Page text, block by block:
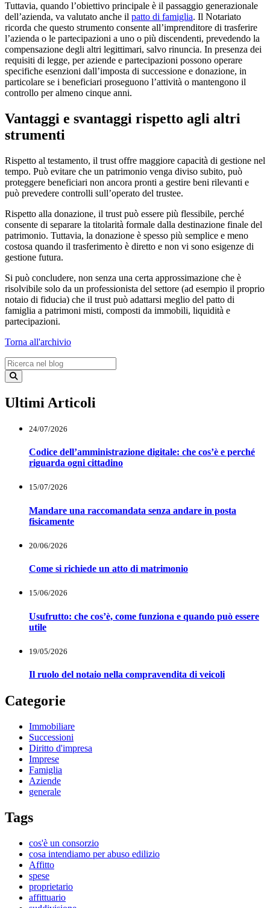
Tuttavia, quando l’obiettivo principale è il passaggio generazionale
dell’azienda, va valutato anche il patto di famiglia. Il Notariato
ricorda che questo strumento consente all’imprenditore di trasferire
l’azienda o le partecipazioni a uno o più discendenti, prevedendo la
compensazione degli altri legittimari, salvo rinuncia. In presenza dei
requisiti di legge, per aziende e partecipazioni possono operare
specifiche esenzioni dall’imposta di successione e donazione, in
particolare se i beneficiari proseguono l’attività o mantengono il
controllo per almeno cinque anni.
Vantaggi e svantaggi rispetto agli altri
strumenti
Rispetto al testamento, il trust offre maggiore capacità di gestione nel
tempo. Può evitare che un patrimonio venga diviso subito, può
proteggere beneficiari non ancora pronti a gestire beni rilevanti e
può prevedere controlli sull’operato del trustee.
Rispetto alla donazione, il trust può essere più flessibile, perché
consente di separare la titolarità formale dalla destinazione finale del
patrimonio. Tuttavia, la donazione è spesso più semplice e meno
costosa quando il trasferimento è diretto e non vi sono esigenze di
gestione futura.
Si può concludere, non senza una certa approssimazione che è
risolvibile solo da un professionista del settore (ad esempio il proprio
notaio di fiducia) che il trust può adattarsi meglio del patto di
famiglia a patrimoni misti, composti da immobili, liquidità e
partecipazioni.
Torna all'archivio
Ultimi Articoli
24/07/2026
Codice dell’amministrazione digitale: che cos’è e perché
riguarda ogni cittadino
15/07/2026
Mandare una raccomandata senza andare in posta
fisicamente
20/06/2026
Come si richiede un atto di matrimonio
15/06/2026
Usufrutto: che cos’è, come funziona e quando può essere
utile
19/05/2026
Il ruolo del notaio nella compravendita di veicoli
Categorie
Immobiliare
Successioni
Diritto d'impresa
Imprese
Famiglia
Aziende
generale
Tags
cos'è un consorzio
cosa intendiamo per abuso edilizio
Affitto
spese
proprietario
affittuario